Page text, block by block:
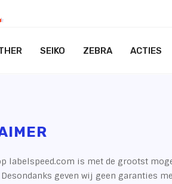
SEIKO ZEBRA ACTIES
labelspeed.com is met de grootst
Desondanks geven wij geen garanties